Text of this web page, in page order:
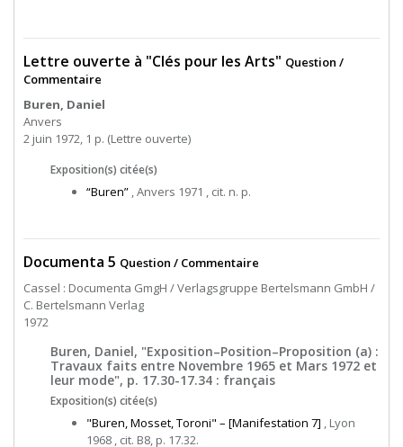
Lettre ouverte à "Clés pour les Arts" Question /
Commentaire
Buren, Daniel
Anvers
2 juin 1972, 1 p. (Lettre ouverte)
Exposition(s) citée(s)
“Buren” , Anvers 1971 , cit. n. p.
Documenta 5 Question / Commentaire
Cassel : Documenta GmgH / Verlagsgruppe Bertelsmann GmbH /
C. Bertelsmann Verlag
1972
Buren, Daniel, "Exposition–Position–Proposition (a) :
Travaux faits entre Novembre 1965 et Mars 1972 et
leur mode", p. 17.30-17.34 : français
Exposition(s) citée(s)
"Buren, Mosset, Toroni" – [Manifestation 7] , Lyon
1968 , cit. B8, p. 17.32.